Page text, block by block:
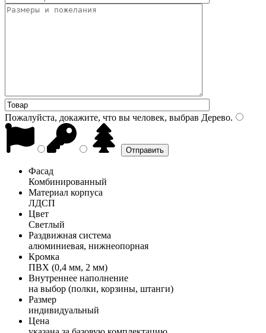
Пожалуйста, докажите, что вы человек, выбрав Дерево.
Фасад
Комбинированный
Материал корпуса
ЛДСП
Цвет
Светлый
Раздвижная система
алюминиевая, нижнеопорная
Кромка
ПВХ (0,4 мм, 2 мм)
Внутреннее наполнение
на выбор (полки, корзины, штанги)
Размер
индивидуальный
Цена